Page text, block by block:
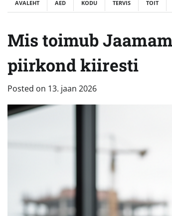
AVALEHT AED KODU TERVIS TOIT
Mis toimub
piirkond kiiresti
Posted on 13. jaan 2026